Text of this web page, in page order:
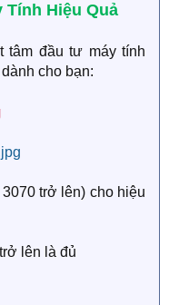
Tính Hiệu Quả​
tâm đầu tư máy tính
cho bạn:
trở lên) cho hiệu
lên là đủ